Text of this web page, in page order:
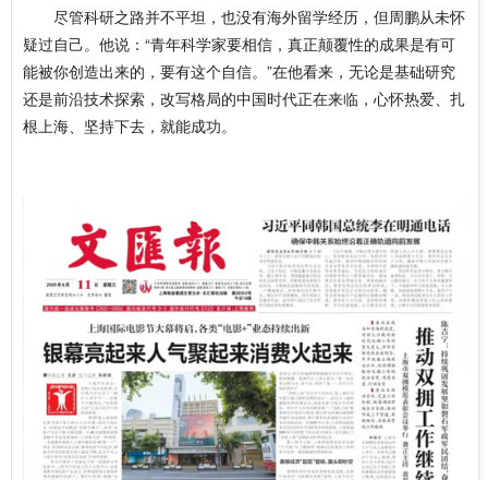
尽管科研之路并不平坦，也没有海外留学经历，但周鹏从未怀
疑过自己。他说：“青年科学家要相信，真正颠覆性的成果是有可
能被你创造出来的，要有这个自信。”在他看来，无论是基础研究
还是前沿技术探索，改写格局的中国时代正在来临，心怀热爱、扎
根上海、坚持下去，就能成功。